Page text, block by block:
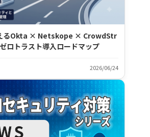
るOkta × Netskope × CrowdStr
ロトラスト導入ロードマップ
2026/06/24